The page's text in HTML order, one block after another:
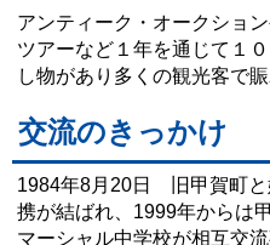
アンティーク・オークショ
ツアーなど１年を通じて１
し物があり多くの観光客で賑
交流のきっかけ
1984年8月20日 旧甲賀町と
携が結ばれ、1999年からは
マーシャル中学校が相互交